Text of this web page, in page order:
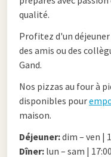
qualité.
Profitez d'un
des amis ou des
Gand.
Nos pizzas au four à
disponibles pour
maison.
Déjeuner:dim – ven |
Dîner: lun – sam |